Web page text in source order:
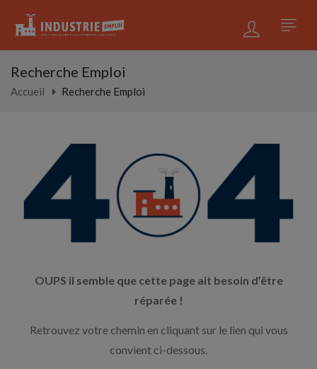
Recherche Emploi
Accueil Recherche Emploi
OUPS il semble que cette page ait besoin d’être
réparée !
Retrouvez votre chemin en cliquant sur le lien qui vous
convient ci-dessous.